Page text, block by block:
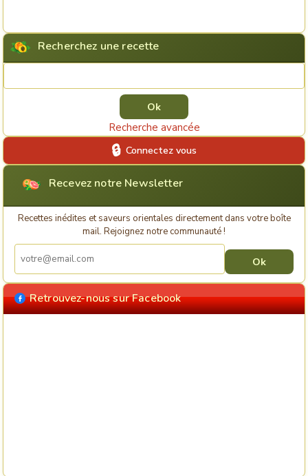
Recherchez une recette
Recherche avancée
Connectez vous
Recevez notre Newsletter
Recettes inédites et saveurs orientales directement dans votre boîte
mail. Rejoignez notre communauté !
Retrouvez-nous sur Facebook